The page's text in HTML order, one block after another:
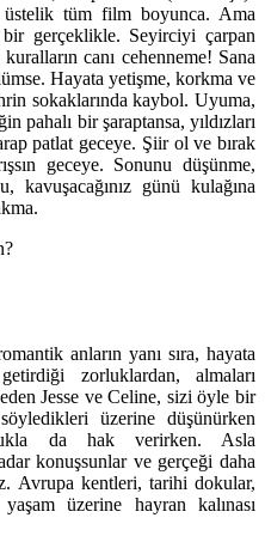
tüm film boyunca. Ama
gerçeklikle. Seyirciyi çarpan
canı cehenneme! Sana
Hayata yetişme, korkma ve
sokaklarında kaybol. Uyuma,
pahalı bir şaraptansa, yıldızları
patlat geceye. Şiir ol ve bırak
geceye. Sonunu düşünme,
günü kulağına
anların yanı sıra, hayata
zorluklardan, almaları
Jesse ve Celine, sizi öyle bir
üzerine düşünürken
da hak verirken. Asla
konuşsunlar ve gerçeği daha
Avrupa kentleri, tarihi dokular,
üzerine hayran kalınası